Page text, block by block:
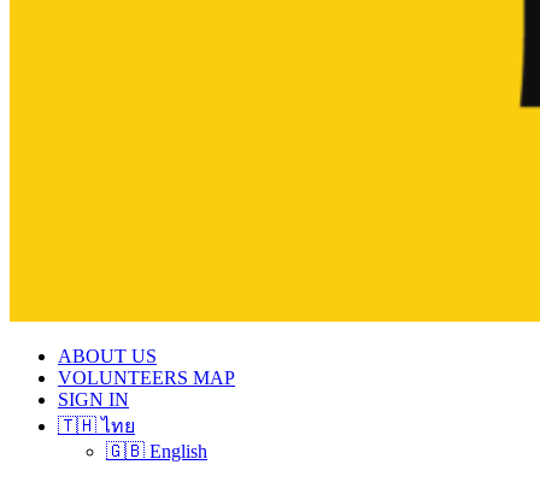
ABOUT US
VOLUNTEERS MAP
SIGN IN
🇹🇭 ไทย
🇬🇧 English